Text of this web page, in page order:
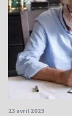
23 avril 2023